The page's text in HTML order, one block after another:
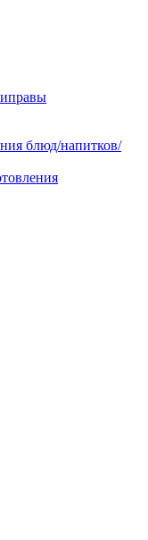
блюд/напитков/